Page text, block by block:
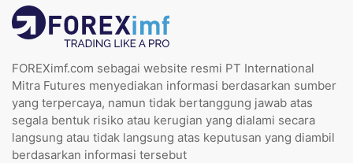
FOREXimf.com sebagai website resmi PT International
Mitra Futures menyediakan informasi berdasarkan sumber
yang terpercaya, namun tidak bertanggung jawab atas
segala bentuk risiko atau kerugian yang dialami secara
langsung atau tidak langsung atas keputusan yang diambil
berdasarkan informasi tersebut